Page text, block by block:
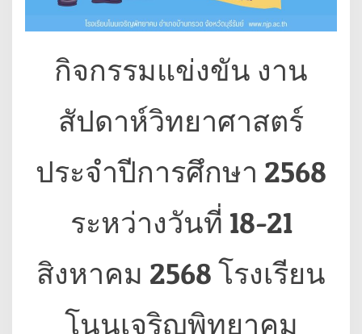
กิจกรรมแข่งขัน งาน
สัปดาห์วิทยาศาสตร์
ประจำปีการศึกษา 2568
ระหว่างวันที่ 18-21
สิงหาคม 2568 โรงเรียน
โนนเจริญพิทยาคม